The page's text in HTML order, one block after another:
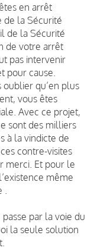
en arrêt
de la Sécurité
de la Sécurité
de votre arrêt
pas intervenir
pour cause.
qu’en plus
vous êtes
Avec ce projet,
sont des milliers
à la vindicte de
contre-visites
merci. Et pour le
même
par la voie du
la seule solution